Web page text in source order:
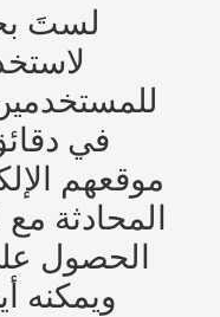
لستَ
في
موقعهم
المحادثة
الحصول
ويمكنه